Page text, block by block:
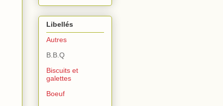
Libellés
Autres
B.B.Q
Biscuits et
galettes
Boeuf